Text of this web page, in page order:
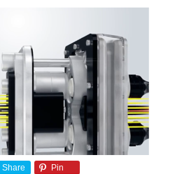
Share Pin